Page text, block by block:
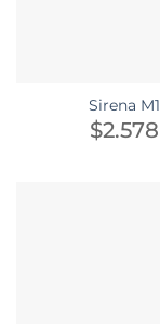
Sirena M1
$2.578